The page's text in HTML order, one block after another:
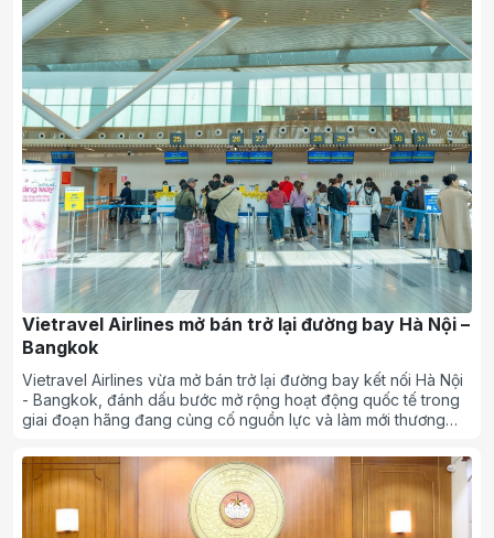
Vietravel Airlines mở bán trở lại đường bay Hà Nội –
Bangkok
Vietravel Airlines vừa mở bán trở lại đường bay kết nối Hà Nội
- Bangkok, đánh dấu bước mở rộng hoạt động quốc tế trong
giai đoạn hãng đang củng cố nguồn lực và làm mới thương